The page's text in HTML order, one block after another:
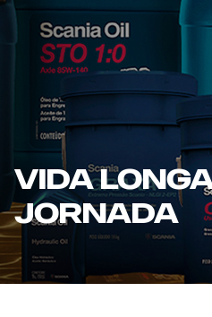
Vida
jornada